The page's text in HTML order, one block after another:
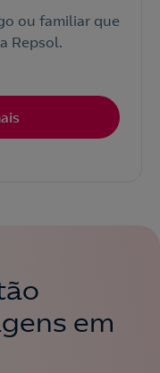
ou familiar que
Repsol.
em